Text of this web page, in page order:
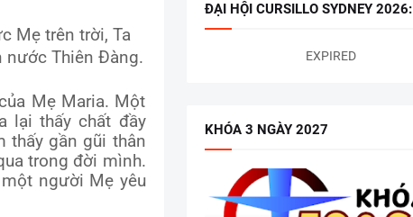
Mẹ trên trời, Ta
nước Thiên Đàng.
Mẹ Maria. Một
lại thấy chất đầy
thấy gần gũi thân
trong đời mình.
người Mẹ yêu
ĐẠI HỘI CURSILLO SYDNEY 2026:
EXPIRED
KHÓA 3 NGÀY 2027